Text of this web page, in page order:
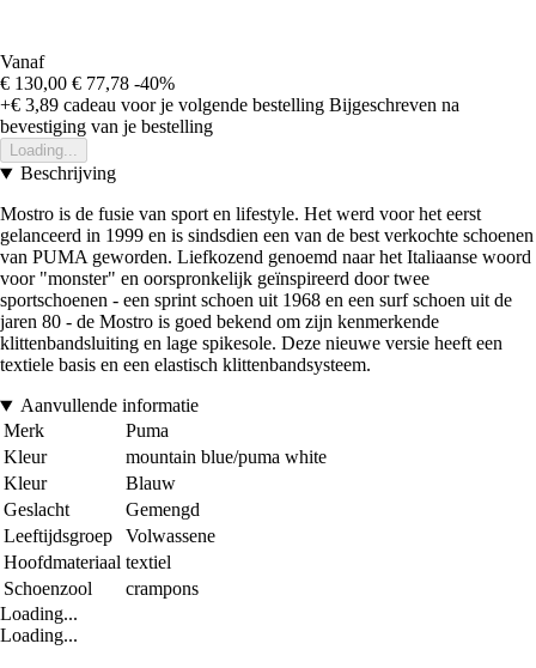
Vanaf
€ 130,00 € 77,78 -40%
+€ 3,89 cadeau voor je volgende bestelling Bijgeschreven na
bevestiging van je bestelling
Loading...
Beschrijving
Mostro is de fusie van sport en lifestyle. Het werd voor het eerst
gelanceerd in 1999 en is sindsdien een van de best verkochte schoenen
van PUMA geworden. Liefkozend genoemd naar het Italiaanse woord
voor "monster" en oorspronkelijk geïnspireerd door twee
sportschoenen - een sprint schoen uit 1968 en een surf schoen uit de
jaren 80 - de Mostro is goed bekend om zijn kenmerkende
klittenbandsluiting en lage spikesole. Deze nieuwe versie heeft een
textiele basis en een elastisch klittenbandsysteem.
Aanvullende informatie
Merk
Puma
Kleur
mountain blue/puma white
Kleur
Blauw
Geslacht
Gemengd
Leeftijdsgroep
Volwassene
Hoofdmateriaal textiel
Schoenzool
crampons
Loading...
Loading...